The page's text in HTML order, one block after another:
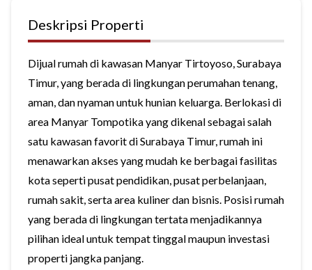
Deskripsi Properti
Dijual rumah di kawasan Manyar Tirtoyoso, Surabaya
Timur, yang berada di lingkungan perumahan tenang,
aman, dan nyaman untuk hunian keluarga. Berlokasi di
area Manyar Tompotika yang dikenal sebagai salah
satu kawasan favorit di Surabaya Timur, rumah ini
menawarkan akses yang mudah ke berbagai fasilitas
kota seperti pusat pendidikan, pusat perbelanjaan,
rumah sakit, serta area kuliner dan bisnis. Posisi rumah
yang berada di lingkungan tertata menjadikannya
pilihan ideal untuk tempat tinggal maupun investasi
properti jangka panjang.